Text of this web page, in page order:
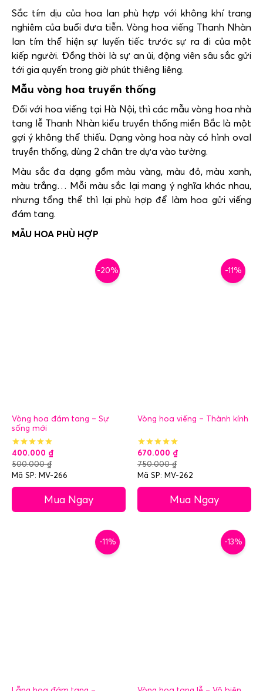
Sắc tím dịu của hoa lan phù hợp với không khí trang
nghiêm của buổi đưa tiễn. Vòng hoa viếng Thanh Nhàn
lan tím thể hiện sự luyến tiếc trước sự ra đi của một
kiếp người. Đồng thời là sự an ủi, động viên sâu sắc gửi
tới gia quyến trong giờ phút thiêng liêng.
Mẫu vòng hoa truyền thống
Đối với hoa viếng tại Hà Nội, thì các mẫu vòng hoa nhà
tang lễ Thanh Nhàn kiểu truyền thống miền Bắc là một
gợi ý không thể thiếu. Dạng vòng hoa này có hình oval
truyền thống, dùng 2 chân tre dựa vào tường.
Màu sắc đa dạng gồm màu vàng, màu đỏ, màu xanh,
màu trắng… Mỗi màu sắc lại mang ý nghĩa khác nhau,
nhưng tổng thể thì lại phù hợp để làm hoa gửi viếng
đám tang.
-20%
Vòng hoa đám tang – Sự
sống mới
400.000 ₫
500.000₫
Mã SP: MV-266
Mua Ngay
-11%
Vòng hoa viếng – Thành kính
670.000 ₫
750.000₫
Mã SP: MV-262
Mua Ngay
-11% -13%